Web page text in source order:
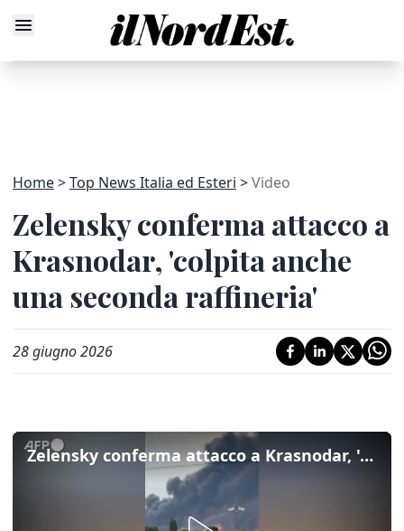
Home Top News Italia ed Esteri Video
Zelensky conferma attacco a
Krasnodar, 'colpita anche
una seconda raffineria'
28 giugno 2026
Zelensky conferma attacco a Krasnodar, 'colpita anche una seconda raffineria'